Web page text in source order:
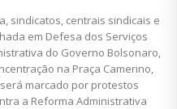
sindicatos, centrais sindicais e
em Defesa dos Serviços
do Governo Bolsonaro,
na Praça Camerino,
marcado por protestos
a Reforma Administrativa